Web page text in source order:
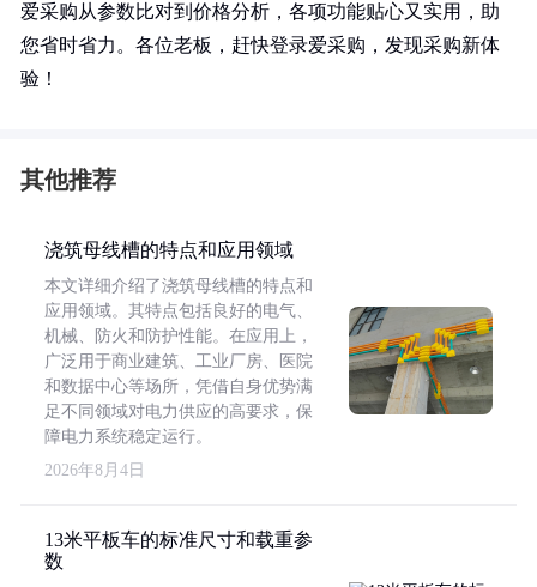
爱采购从参数比对到价格分析，各项功能贴心又实用，助
您省时省力。各位老板，赶快登录爱采购，发现采购新体
验！
其他推荐
浇筑母线槽的特点和应用领域
本文详细介绍了浇筑母线槽的特点和
应用领域。其特点包括良好的电气、
机械、防火和防护性能。在应用上，
广泛用于商业建筑、工业厂房、医院
和数据中心等场所，凭借自身优势满
足不同领域对电力供应的高要求，保
障电力系统稳定运行。
2026年8月4日
13米平板车的标准尺寸和载重参
数